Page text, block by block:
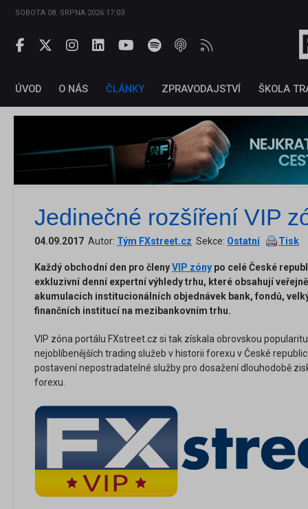
SOBOTA 08. SRPNA 2026 17:03
ÚVOD O NÁS ČLÁNKY ZPRAVODAJSTVÍ ŠKOLA
Jedinečné rozšíření VIP
04.09.2017 Autor: Tým FXstreet.cz Sekce: Ostatní Tisk
Každý obchodní den pro členyVIP zóny po celé České
exkluzivní denní expertní výhledy trhu, které obsahují
akumulacích institucionálních objednávek bank, fondů,
finančních institucí na mezibankovním trhu.
VIP zóna portálu FXstreet.cz si tak získala obrovskou
nejoblíbenějších trading služeb v historii forexu v České
postavení nepostradatelné služby pro dosažení dlouhodobě
forexu.